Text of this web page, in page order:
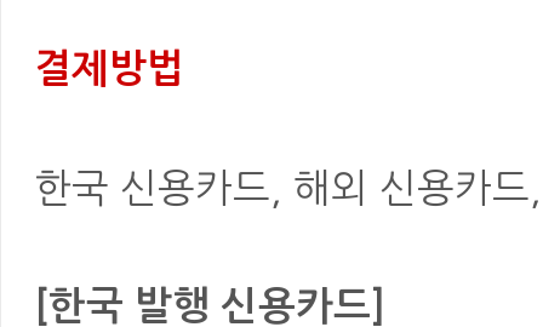
결제방법
한국 신용카드, 해외 신용카
[한국 발행 신용카드]